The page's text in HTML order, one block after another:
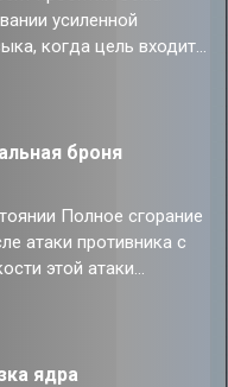
усиленной
когда цель входит
счётчика
состояние
броня
Полное сгорание
атаки противника с
этой атаки
ядра